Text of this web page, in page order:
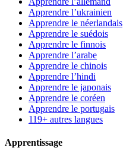
Apprendre l’ukrainien
Apprendre le néerlandais
Apprendre le suédois
Apprendre le finnois
Apprendre l’arabe
Apprendre le chinois
Apprendre l’hindi
Apprendre le japonais
Apprendre le coréen
Apprendre le portugais
119+ autres langues
Apprentissage